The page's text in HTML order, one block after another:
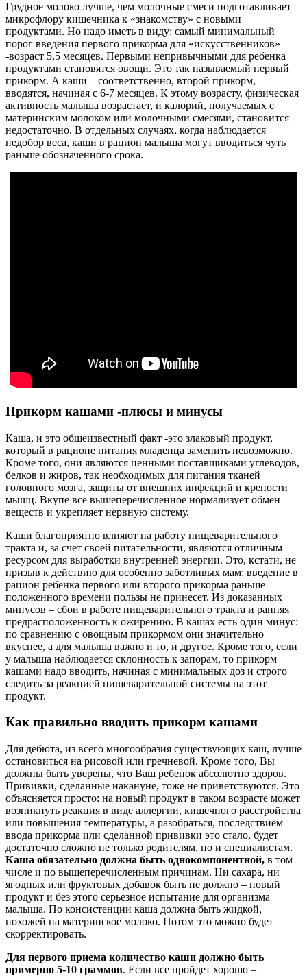
Грудное молоко лучше, чем молочные смеси подготавливает
микрофлору кишечника к «знакомству» с новыми
продуктами. Но надо иметь в виду: самый минимальный
порог введения первого прикорма для «искусственников»
-возраст 5,5 месяцев. Первыми непривычными для ребенка
продуктами становятся овощи. Это так называемый первый
прикорм. А каши – соответственно, второй прикорм,
вводятся, начиная с 6-7 месяцев. К этому возрасту, физическая
активность малыша возрастает, и калорий, получаемых с
материнским молоком или молочными смесями, становится
недостаточно. В отдельных случаях, когда наблюдается
недобор веса, каши в рацион малыша могут вводиться чуть
раньше обозначенного срока.
Прикорм кашами -плюсы и минусы
Каша, и это общеизвестный факт -это злаковый продукт,
который в рационе питания младенца заменить невозможно.
Кроме того, они являются ценными поставщиками углеводов,
белков и жиров, так необходимых для питания тканей
головного мозга, защиты от внешних инфекций и крепости
мышц. Вкупе все вышеперечисленное нормализует обмен
веществ и укрепляет нервную систему.
Каши благоприятно влияют на работу пищеварительного
тракта и, за счет своей питательности, являются отличным
ресурсом для выработки внутренней энергии. Это, кстати, не
призыв к действию для особенно заботливых мам: введение в
рацион ребенка первого или второго прикорма раньше
положенного времени пользы не принесет. Из доказанных
минусов – сбои в работе пищеварительного тракта и ранняя
предрасположенность к ожирению. В кашах есть один минус:
по сравнению с овощным прикормом они значительно
вкуснее, а для малыша важно и то, и другое. Кроме того, если
у малыша наблюдается склонность к запорам, то прикорм
кашами надо вводить, начиная с минимальных доз и строго
следить за реакцией пищеварительной системы на этот
продукт.
Как правильно вводить прикорм кашами
Для дебюта, из всего многообразия существующих каш, лучше
остановиться на рисовой или гречневой. Кроме того, Вы
должны быть уверены, что Ваш ребенок абсолютно здоров.
Прививки, сделанные накануне, тоже не приветствуются. Это
объясняется просто: на новый продукт в таком возрасте может
возникнуть реакция в виде аллергии, кишечного расстройства
или повышения температуры, а разобраться, последствием
ввода прикорма или сделанной прививки это стало, будет
достаточно сложно не только родителям, но и специалистам.
Каша обязательно должна быть однокомпонентной, в том
числе и по вышеперечисленным причинам. Ни сахара, ни
ягодных или фруктовых добавок быть не должно – новый
продукт и без этого серьезное испытание для организма
малыша. По консистенции каша должна быть жидкой,
похожей на материнское молоко. Потом это можно будет
скорректировать.
Для первого приема количество каши должно быть
примерно 5-10 граммов. Если все пройдет хорошо –